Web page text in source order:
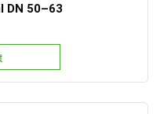
DN 50–63